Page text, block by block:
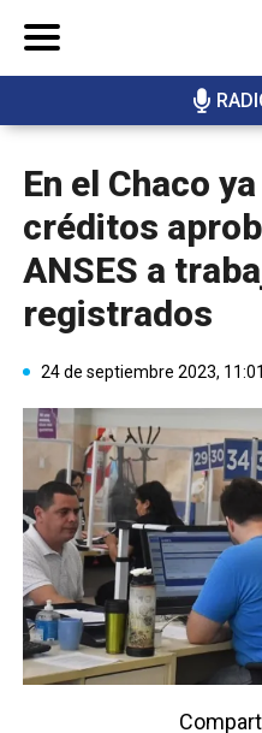
En el Chaco
créditos
ANSES a
registrados
24 de septiembre 2023,